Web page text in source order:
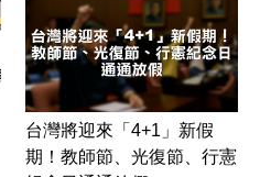
台灣將迎來「4+1」新假
期！教師節、光復節、行憲